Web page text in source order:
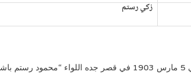
زكي رستم
ولد “زكي محرم محمود رستم” في 5 مارس 1903 في